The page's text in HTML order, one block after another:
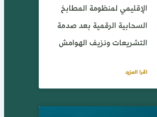
الإقليمي لمنظومة المطابخ
السحابية الرقمية بعد صدمة
التشريعات ونزيف الهوامش
اقرا المزيد